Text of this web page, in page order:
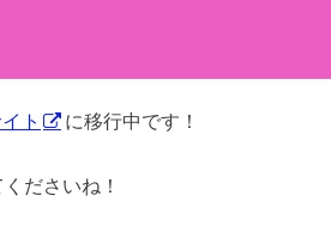
ト に移行中です！
ださいね！